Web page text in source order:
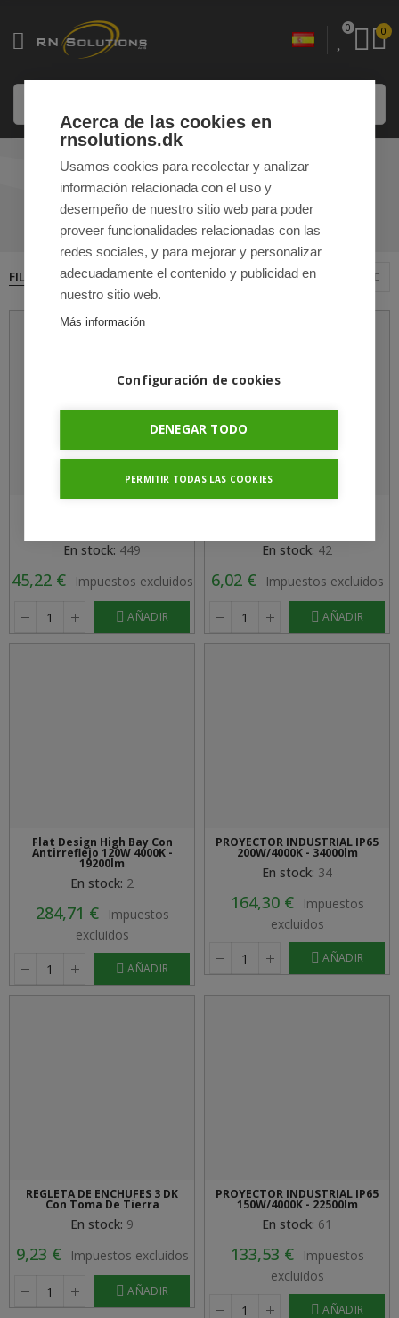
0 0
TIENDA ONLINE
INICIO TIENDA ONLINE
FILTRAR 12 Ordenar por
En stock: 449
45,22 € Impuestos excluidos
AÑADIR
En stock: 42
6,02 € Impuestos excluidos
AÑADIR
Flat Design High Bay Con
Antirreflejo 120W 4000K -
19200lm
En stock: 2
284,71 €
Impuestos
excluidos
AÑADIR
PROYECTOR INDUSTRIAL IP65
200W/4000K - 34000lm
En stock: 34
164,30 €
Impuestos
excluidos
AÑADIR
REGLETA DE ENCHUFES 3 DK
Con Toma De Tierra
En stock: 9
9,23 € Impuestos excluidos
AÑADIR
PROYECTOR INDUSTRIAL IP65
150W/4000K - 22500lm
En stock: 61
133,53 €
Impuestos
excluidos
AÑADIR
Acerca de las cookies en
rnsolutions.dk
Usamos cookies para recolectar y analizar
información relacionada con el uso y
desempeño de nuestro sitio web para poder
proveer funcionalidades relacionadas con las
redes sociales, y para mejorar y personalizar
adecuadamente el contenido y publicidad en
nuestro sitio web.
Más información
Configuración de cookies
DENEGAR TODO
PERMITIR TODAS LAS COOKIES